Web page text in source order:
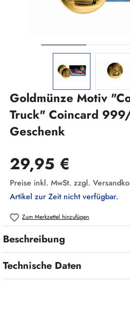
Goldmünze Motiv
Truck" Coincard
Geschenk
Regulärer Preis:
29,95 €
Preise inkl. MwSt. zzgl.
Artikel zur Zeit nicht verfügbar.
Zum Merkzettel hinzufügen
Beschreibung
Technische Daten